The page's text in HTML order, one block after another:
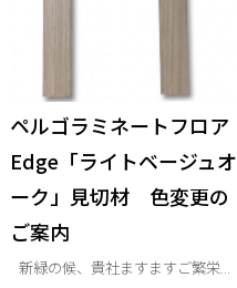
ペルゴラミネートフロア
Edge「ライトベージュオ
ーク」見切材 色変更の
ご案内
新緑の候、貴社ますますご繁栄...